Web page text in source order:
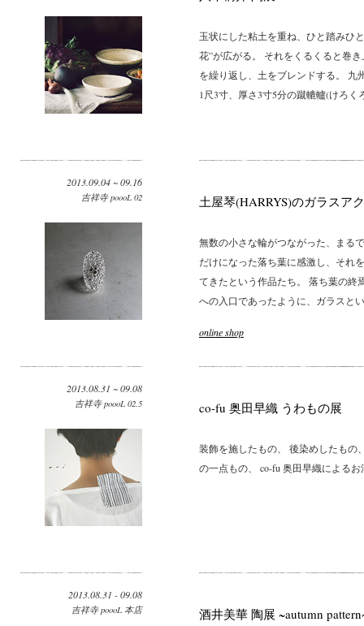
玉状にした粘土を重ね、ひと踏みひ
花”が広がる。 それをくるくると巻
を繰り返し、土をブレンドする。 九
1尺3寸、厚さ3寸5分の蹴轆轤(けろく
2013.09.04 ~ 09.16
吉祥寺 poooL 02 土屋琴(HARRYS)のガラスア
無数の小さな輪がつながった、まる
だけになった落ち葉に感激し、それ
てきたという作品たち。 落ち葉の終
への入口であったように、ガラスと
online shop
2013.08.31 ~ 09.08
吉祥寺 poooL 02.5 co-fu 奥田早織 うわもの展
装飾を施したもの、 後染めしたもの
の一点もの、 co-fu 奥田早織による
2013.08.31 - 09.08
吉祥寺 poooL 本店 酒井美華 陶展 ~autumn